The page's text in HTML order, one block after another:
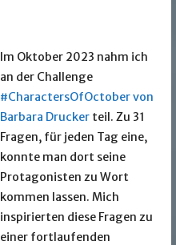
Im Oktober 2023 nahm ich
an der Challenge
#CharactersOfOctober von
Barbara Drucker teil. Zu 31
Fragen, für jeden Tag eine,
konnte man dort seine
Protagonisten zu Wort
kommen lassen. Mich
inspirierten diese Fragen zu
einer fortlaufenden